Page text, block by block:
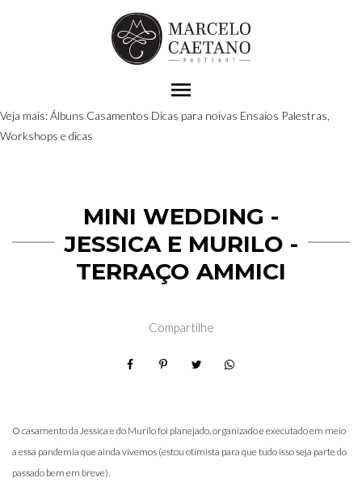
menu
Veja mais:Álbuns Casamentos Dicas para noivas Ensaios Palestras,
Workshops e dicas
MINI WEDDING -
JESSICA E MURILO -
TERRAÇO AMMICI
Compartilhe
O casamento da Jessica e do Murilo foi planejado, organizado e executado em meio
a essa pandemia que ainda vivemos (estou otimista para que tudo isso seja parte do
passado bem em breve).